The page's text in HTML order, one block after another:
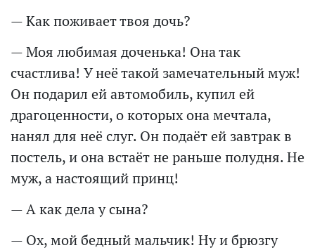
— Как поживает твоя дочь?
— Моя любимая доченька! Она так
счастлива! У неё такой замечательный муж!
Он подарил ей автомобиль, купил ей
драгоценности, о которых она мечтала,
нанял для неё слуг. Он подаёт ей завтрак в
постель, и она встаёт не раньше полудня. Не
муж, а настоящий принц!
— А как дела у сына?
— Ох, мой бедный мальчик! Ну и брюзгу